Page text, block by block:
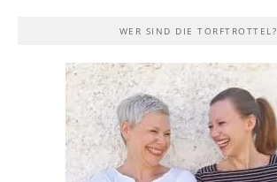
WER SIND DIE TORFTROTTEL?